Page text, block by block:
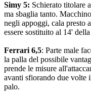
Simy 5: Schierato titolare
ma sbaglia tanto.
negli appoggi, cala presto
essere sostituito al 14'
Ferrari 6,5: Parte male
la palla del possibile
prende le misure
avanti sfiorando due volte
palo.